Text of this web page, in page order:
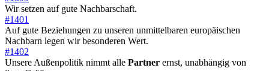
Wir setzen auf gute Nachbarschaft.
#1401
Auf gute Beziehungen zu unseren unmittelbaren europäischen
Nachbarn legen wir besonderen Wert.
#1402
Unsere Außenpolitik nimmt alle Partner ernst, unabhängig von